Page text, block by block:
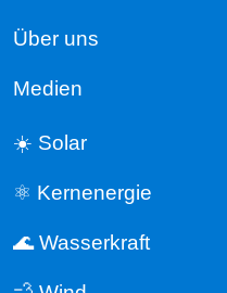
Über uns
Medien
☀️ Solar
⚛️ Kernenergie
🌊 Wasserkraft